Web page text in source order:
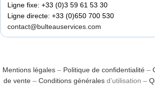
Ligne fixe: +33 (0)3 59 61 53 30
Ligne directe: +33 (0)650 700 530
contact@bulteauservices.com
Mentions légales – Politique de confidentialité –
de vente – Conditions générales d’utilisation –